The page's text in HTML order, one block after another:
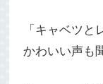
「キャベツと
かわいい声も